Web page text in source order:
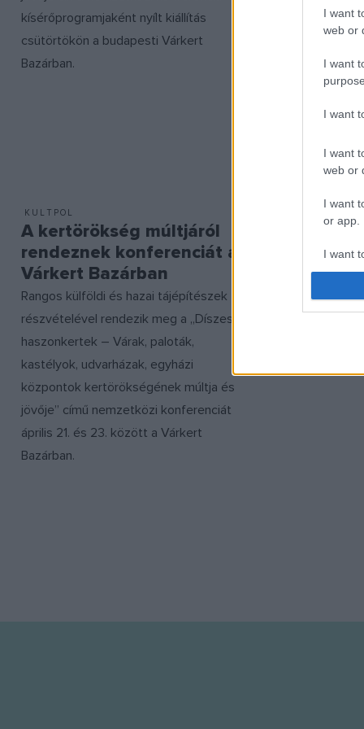
I want
web or
I want
I want
I want
web or
I want
or app.
I want
I want
kísérőprogramjaként nyílt kiállítás
csütörtökön a budapesti Várkert
Bazárban.
század
szervez
Pesti
csatornáján.
KULTPOL
A kertörökség múltjáról
rendeznek konferenciát a
Várkert Bazárban
Rangos külföldi és hazai tájépítészek
részvételével rendezik meg a „Díszes
haszonkertek – Várak, paloták,
kastélyok, udvarházak, egyházi
központok kertörökségének múltja és
jövője” című nemzetközi konferenciát
április 21. és 23. között a Várkert
Bazárban.
Kortárs
alá a
március